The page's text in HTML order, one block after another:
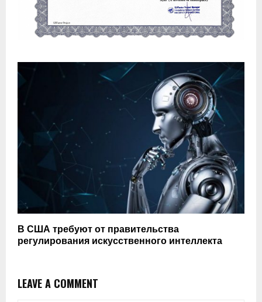
В США требуют от правительства
регулирования искусственного интеллекта
LEAVE A COMMENT